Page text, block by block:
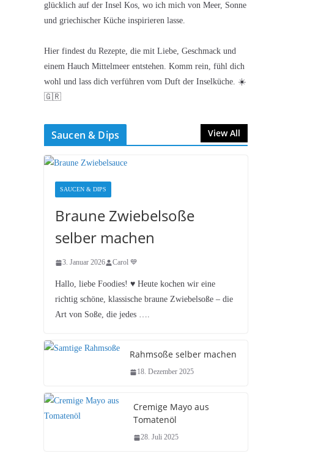
glücklich auf der Insel Kos, wo ich mich von Meer, Sonne
und griechischer Küche inspirieren lasse.
Hier findest du Rezepte, die mit Liebe, Geschmack und
einem Hauch Mittelmeer entstehen. Komm rein, fühl dich
wohl und lass dich verführen vom Duft der Inselküche. ☀️
🇬🇷
Saucen & Dips View All
SAUCEN & DIPS
Braune Zwiebelsoße
selber machen
3. Januar 2026 Carol 💙
Hallo, liebe Foodies! ♥︎ Heute kochen wir eine
richtig schöne, klassische braune Zwiebelsoße – die
Art von Soße, die jedes ….
Rahmsoße selber machen
18. Dezember 2025
Cremige Mayo aus
Tomatenöl
28. Juli 2025